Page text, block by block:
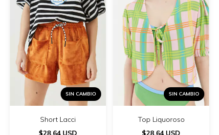
SIN CAMBIO
Short Lacci
$28.64 USD
SIN CAMBIO
Top Liquoroso
$28.64 USD